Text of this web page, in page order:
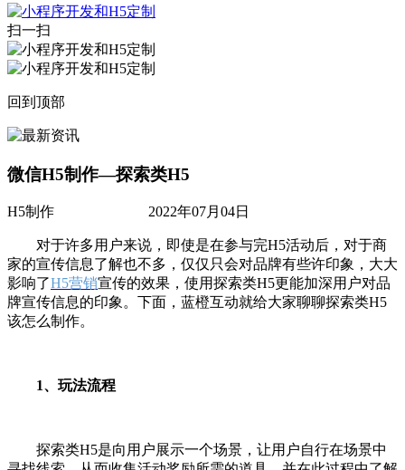
扫一扫
回到顶部
微信H5制作—探索类H5
H5制作 2022年07月04日
对于许多用户来说，即使是在参与完H5活动后，对于商
家的宣传信息了解也不多，仅仅只会对品牌有些许印象，大大
影响了H5营销宣传的效果，使用探索类H5更能加深用户对品
牌宣传信息的印象。下面，蓝橙互动就给大家聊聊探索类H5
该怎么制作。
1、玩法流程
探索类H5是向用户展示一个场景，让用户自行在场景中